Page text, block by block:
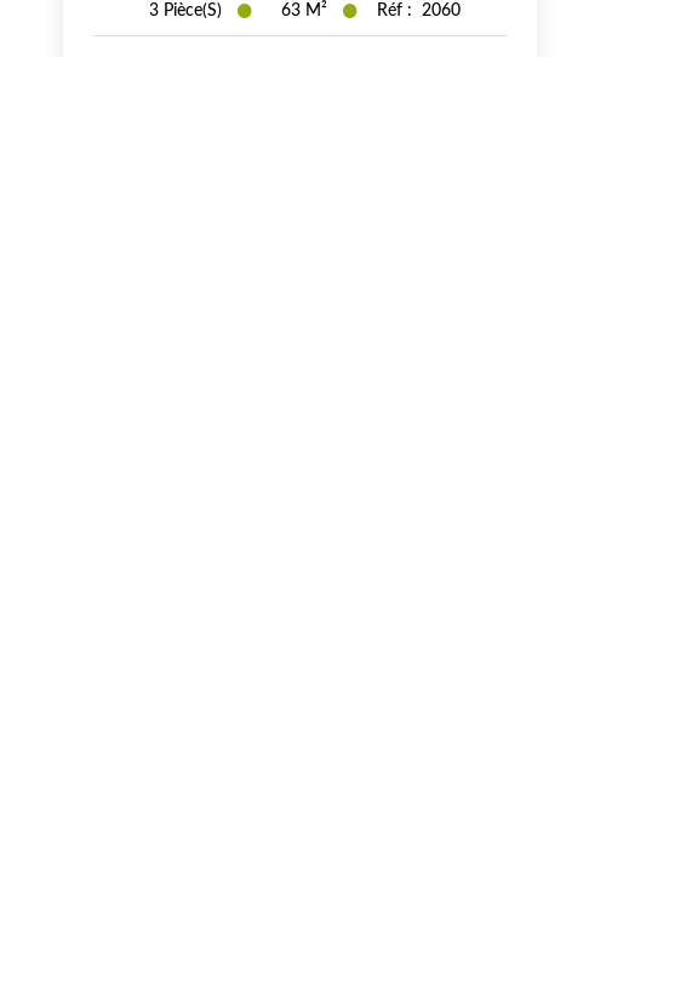
3 Pièce(s) 63 M² Réf : 2060